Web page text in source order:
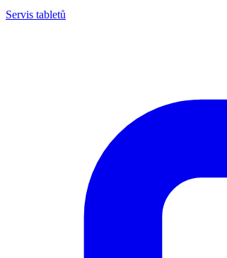
Servis tabletů